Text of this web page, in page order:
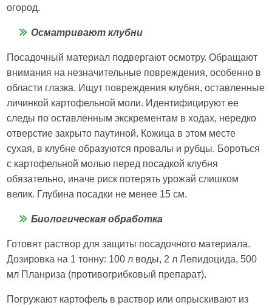
огород.
Осматривают клубни
Посадочный материал подвергают осмотру. Обращают
внимания на незначительные повреждения, особенно в
области глазка. Ищут повреждения клубня, оставленные
личинкой картофельной моли. Идентифицируют ее
следы по оставленным экскрементам в ходах, нередко
отверстие закрыто паутиной. Кожица в этом месте
сухая, в клубне образуются провалы и рубцы. Бороться
с картофельной молью перед посадкой клубня
обязательно, иначе риск потерять урожай слишком
велик. Глубина посадки не менее 15 см.
Биологическая обработка
Готовят раствор для защиты посадочного материала.
Дозировка на 1 тонну: 100 л воды, 2 л Лепидоцида, 500
мл Планриза (противогрибковый препарат).
Погружают картофель в раствор или опрыскивают из